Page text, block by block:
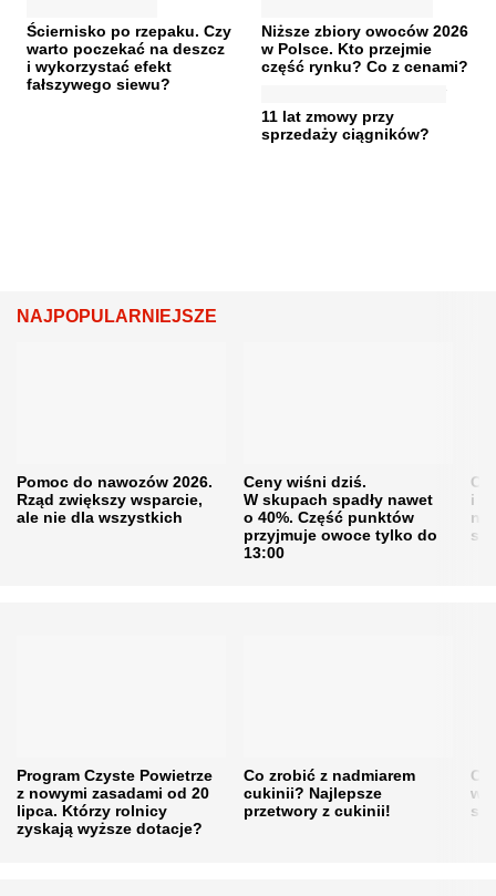
Ściernisko po rzepaku. Czy
warto poczekać na deszcz
i wykorzystać efekt
fałszywego siewu?
Niższe zbiory owoców 2026
w Polsce. Kto przejmie
część rynku? Co z cenami?
11 lat zmowy przy
sprzedaży ciągników?
NAJPOPULARNIEJSZE
Pomoc do nawozów 2026.
Rząd zwiększy wsparcie,
ale nie dla wszystkich
Ceny wiśni dziś.
W skupach spadły nawet
o 40%. Część punktów
przyjmuje owoce tylko do
13:00
i
Program Czyste Powietrze
z nowymi zasadami od 20
lipca. Którzy rolnicy
zyskają wyższe dotacje?
Co zrobić z nadmiarem
cukinii? Najlepsze
przetwory z cukinii!
w